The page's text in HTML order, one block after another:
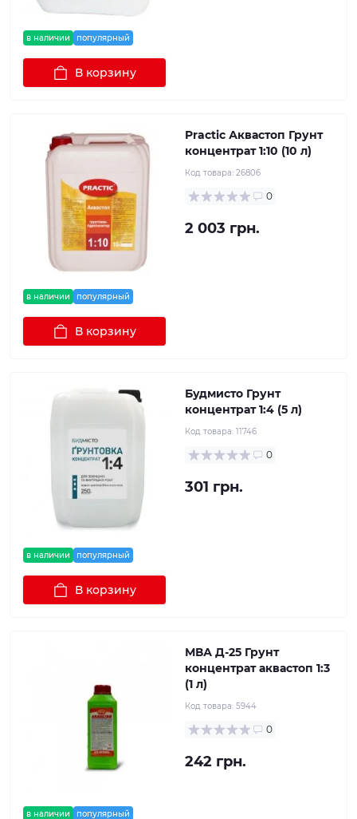
в наличии популярный
В корзину
в наличии популярный
Practic Аквастоп Грунт
концентрат 1:10 (10 л)
Код товара: 26806
0
2 003 грн.
В корзину
в наличии популярный
Будмисто Грунт
концентрат 1:4 (5 л)
Код товара: 11746
0
301 грн.
В корзину
в наличии популярный
МВА Д-25 Грунт
концентрат аквастоп 1:3
(1 л)
Код товара: 5944
0
242 грн.